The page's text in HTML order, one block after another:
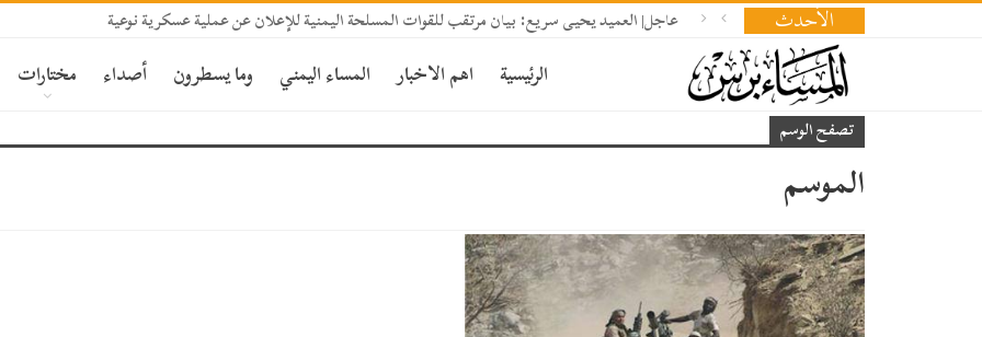
الأحدث عاجل| العميد يحيى سريع: بيان مرتقب للقوات المسلحة اليمنية للإعلان عن عملية عسكرية نوعية
الرئيسية اهم الاخبار المساء اليمني وما يسطرون أصداء مختارات
تصفح الوسم
الموسم